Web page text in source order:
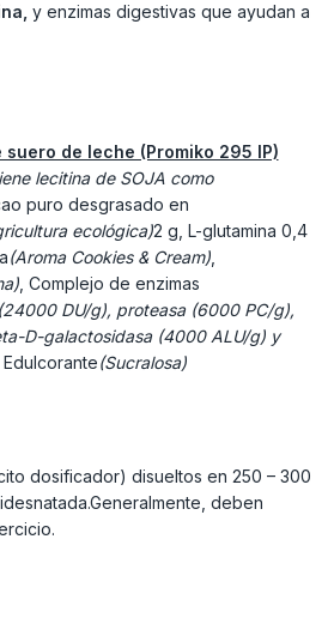
y enzimas digestivas que ayudan a
de leche (Promiko 295 IP)
lecitina de SOJA como
puro desgrasado en
ecológica)2 g, L-glutamina 0,4
(Aroma Cookies & Cream),
, Complejo de enzimas
DU/g), proteasa (6000 PC/g),
D-galactosidasa (4000 ALU/g) y
Edulcorante(Sucralosa)
dosificador) disueltos en 250 – 300
deben